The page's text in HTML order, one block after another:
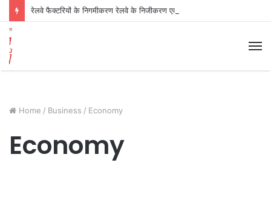
Home / Business / Economy
Economy